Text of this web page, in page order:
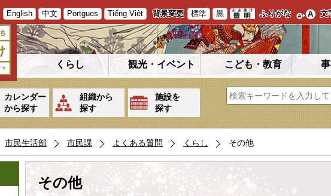
English 中文 Portgues Tiếng Việt 背景変更 標準 黒 ふりがな 文
くらし 観光・イベント こども・教育
カレンダー
から探す
組織から
探す
施設を
探す
市民生活部 市民課 よくある質問 くらし その他
その他